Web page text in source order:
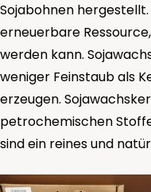
Sojabohnen
erneuerbare
werden kann.
weniger Feinstaub als
erzeugen.
petrochemischen
sind ein reines und